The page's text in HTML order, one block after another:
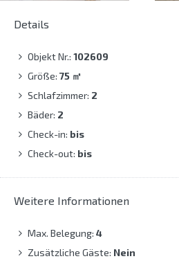
Details
Objekt Nr.: 102609
Größe: 75 ㎡
Schlafzimmer: 2
Bäder: 2
Check-in: bis
Check-out: bis
Weitere Informationen
Max. Belegung: 4
Zusätzliche Gäste: Nein